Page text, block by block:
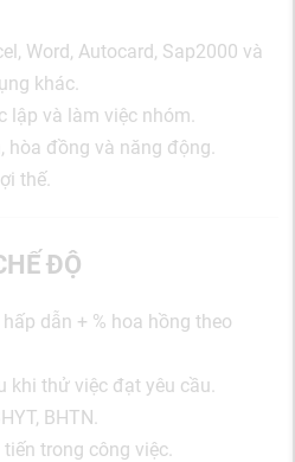
Word, Autocard, Sap2000 và
khác.
lập và làm việc nhóm.
hòa đồng và năng động.
thế.
ĐỘ
dẫn + % hoa hồng theo
khi thử việc đạt yêu cầu.
BHTN.
trong công việc.